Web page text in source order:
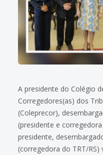
A presidente do Colégio
Corregedores(as) dos
(Coleprecor),
(presidente e
presidente,
(corregedora do TRT/